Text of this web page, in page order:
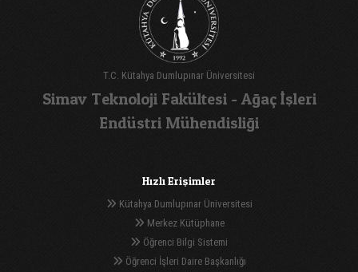
T.C. Kütahya Dumlupınar Üniversitesi
Simav Teknoloji Fakültesi - Ağaç İşleri
Endüstri Mühendisliği
Hızlı Erişimler
Kütahya Dumlupınar Üniversitesi
Merkez Kütüphane
Öğrenci Bilgi Sistemi
Öğrenci İşleri Daire Başkanlığı